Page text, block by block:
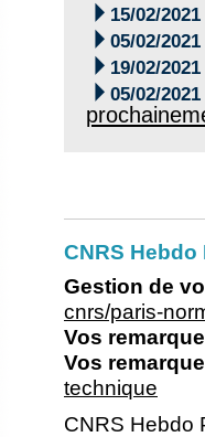
 15/02/2021
 05/02/2021
 19/02/2021
 05/02/2021
CNRS
Gestion de
cnrs/paris-
Vos
Vos
technique
CNRS Hebdo